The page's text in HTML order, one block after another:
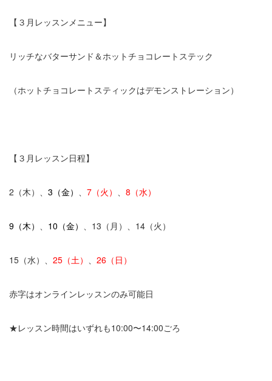
【３月レッスンメニュー】
リッチなバターサンド＆ホットチョコレートステック
（ホットチョコレートスティックはデモンストレーション）
【３月レッスン日程】
2（木）、 3（金） 7（火） 8（水）
9（木） 10（金） 、13（月）、14（火）
15（水）、 25（土） 26（日）
赤字はオンラインレッスンのみ可能日
★レッスン時間はいずれも10:00〜14:00ごろ